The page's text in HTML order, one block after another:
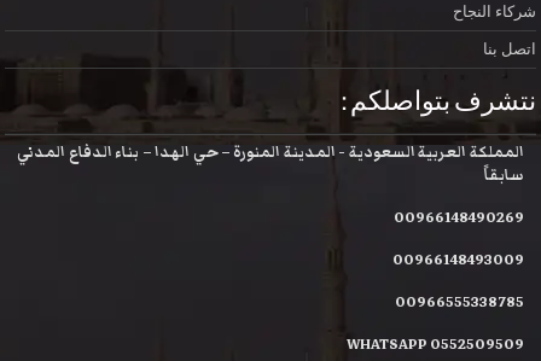
شركاء النجاح
اتصل بنا
نتشرف بتواصلكم :
المملكة العربية السعودية - المدينة المنورة – حي الهدا – بناء الدفاع المدني
سابقاً
00966148490269
00966148493009
00966555338785
WHATSAPP 0552509509